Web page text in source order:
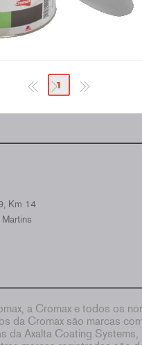
1
Km 14
a Cromax e todos os
da Cromax são marcas
da Axalta Coating Systems,